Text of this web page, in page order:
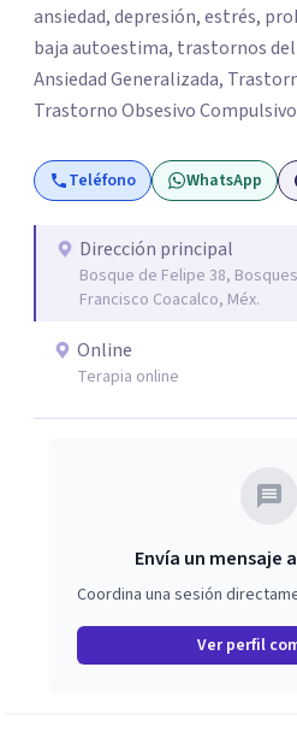
ansiedad, depresión, estrés,
baja autoestima, trastornos
Ansiedad Generalizada,
Trastorno Obsesivo
Hiperactividad o sin
adolescentes y adultos,
significativas. Mi objetivo es brindar un espacio seguro,
empático y de confianza, donde
expresar lo que está viviendo y
para comprenderse mejor y
Acompaño procesos de
fortalecimiento de habilidades
construcción de recursos para
Teléfono WhatsApp
Dirección principal
Bosque de Felipe 38,
Francisco Coacalco, Méx.
Online
Terapia online
Envía un mensaje
Coordina una sesión
Ver perfil